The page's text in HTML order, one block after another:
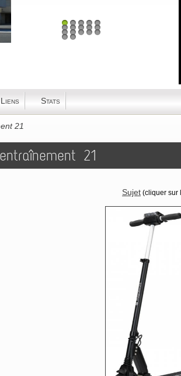
1 2 3 4 5
6 7 8 9 10
11 12
Liens Stats
21
21
Sujet​ (cliquer sur